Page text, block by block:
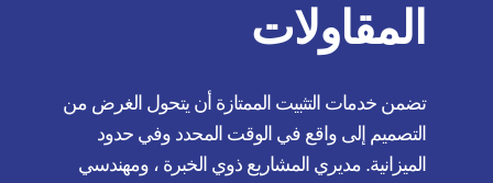
المقاولات
تضمن خدمات التثبيت الممتازة أن يتحول الغرض من
التصميم إلى واقع في الوقت المحدد وفي حدود
الميزانية. مديري المشاريع ذوي الخبرة ، ومهندسي